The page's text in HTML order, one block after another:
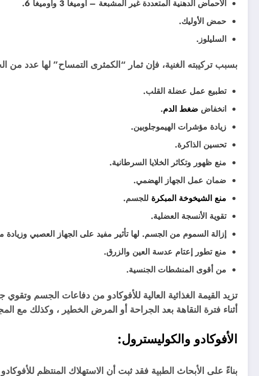
الأحماض الدهنية المتعددة غير المشبعة – أوميغا 3 وأوميغا 6.
حمض الأوليك.
السليلوز.
بسبب تركيبته الغنية، فإن ثمار “الكمثرى التمساح” لها عدد من
تطبيع عمل عضلة القلب.
انخفاض ضغط الدم.
زيادة مؤشرات الهيموجلوبين.
تحسين الذاكرة.
منع ظهور وتكاثر الخلايا السرطانية.
ضمان عمل الجهاز الهضمي.
منع الشيخوخة المبكرة للجسم.
تقوية الأنسجة العضلية.
إزالة السموم من الجسم. لها تأثير مفيد على الجهاز العصبي وزيادة
منع تطور إعتام عدسة العين والزرق.
من أقوى المنشطات الجنسية.
تزيد القيمة الغذائية العالية للأفوكادو من دفاعات الجسم وتقوي
أثناء فترة النقاهة بعد الجراحة أو المرض الخطير ، وكذلك مع
الأفوكادو والكوليسترول:
بناءً على الأبحاث الطبية فقد ثبت أن الاستهلاك المنتظم